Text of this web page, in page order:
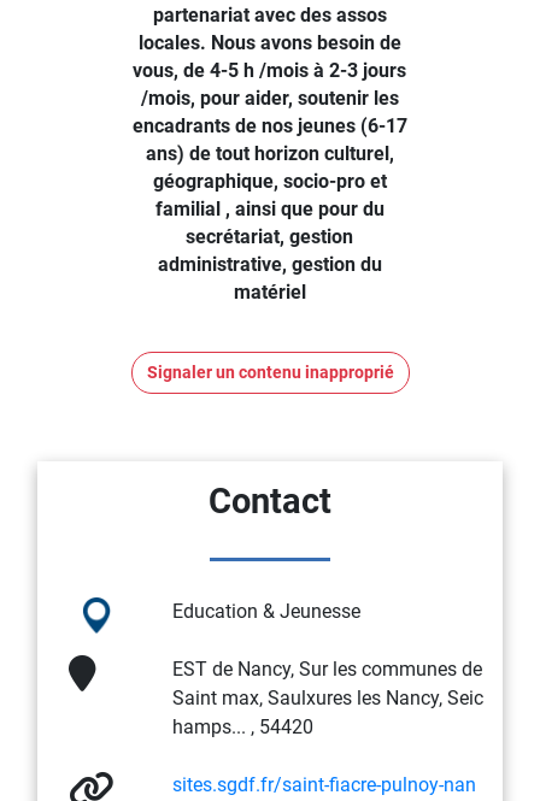
partenariat avec des assos
locales. Nous avons besoin de
vous, de 4-5 h /mois à 2-3 jours
/mois, pour aider, soutenir les
encadrants de nos jeunes (6-17
ans) de tout horizon culturel,
géographique, socio-pro et
familial , ainsi que pour du
secrétariat, gestion
administrative, gestion du
matériel
Signaler un contenu inapproprié
Contact
Education & Jeunesse
EST de Nancy, Sur les communes de
Saint max, Saulxures les Nancy, Seic
hamps... , 54420
sites.sgdf.fr/saint-fiacre-pulnoy-nan